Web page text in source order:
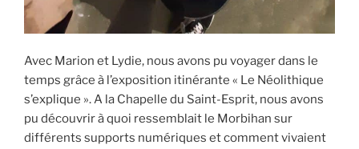
Avec Marion et Lydie, nous avons pu voyager dans le
temps grâce à l’exposition itinérante « Le Néolithique
s’explique ». A la Chapelle du Saint-Esprit, nous avons
pu découvrir à quoi ressemblait le Morbihan sur
différents supports numériques et comment vivaient